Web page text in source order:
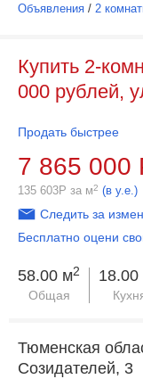
Объявления / 2
Купить 2-
000 рублей,
Продать быстрее
7 865 000
135 603Р за м2 (в у.е.)
Следить за
Бесплатно оцени
58.00 м2
Общая
Тюменская
Созидателей, 3